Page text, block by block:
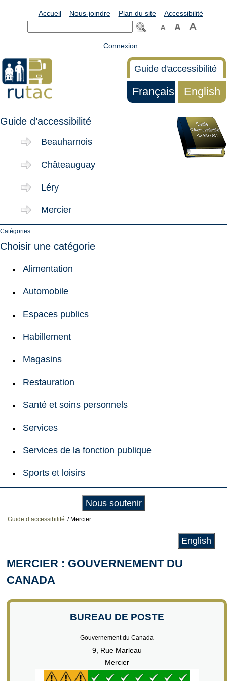
Accueil Nous-joindre Plan du site Accessibilité
Connexion
Guide d'accessibilité
Français English
Guide d’accessibilité
Beauharnois
Châteauguay
Léry
Mercier
Catégories
Choisir une catégorie
Alimentation
Automobile
Espaces publics
Habillement
Magasins
Restauration
Santé et soins personnels
Services
Services de la fonction publique
Sports et loisirs
Nous soutenir
Guide d’accessibilité / Mercier
English
MERCIER : GOUVERNEMENT DU
CANADA
BUREAU DE POSTE
Gouvernement du Canada
9, Rue Marleau
Mercier